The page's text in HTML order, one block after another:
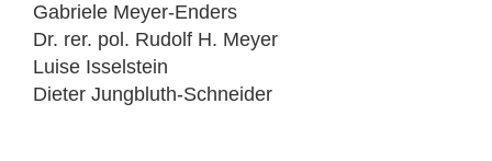
Gabriele Meyer-Enders
Dr. rer. pol. Rudolf H. Meyer
Luise Isselstein
Dieter Jungbluth-Schneider